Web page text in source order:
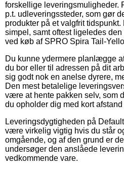
forskellige leveringsmuligheder.
p.t. udleveringssteder, som gør
produkter på et valgfrit
simpel, samt oftest ligeledes
ved køb af SPRO Spira Tail-
Du kunne ydermere planlægge
du bor eller til adressen på dit
sig godt nok en anelse dyrere,
Den mest betalelige
være at hente pakken selv, som
du opholder dig med kort
Leveringsdygtigheden på
være virkelig vigtig hvis du står
omgående, og af den grund er
undersøger den anslåede
vedkommende vare.